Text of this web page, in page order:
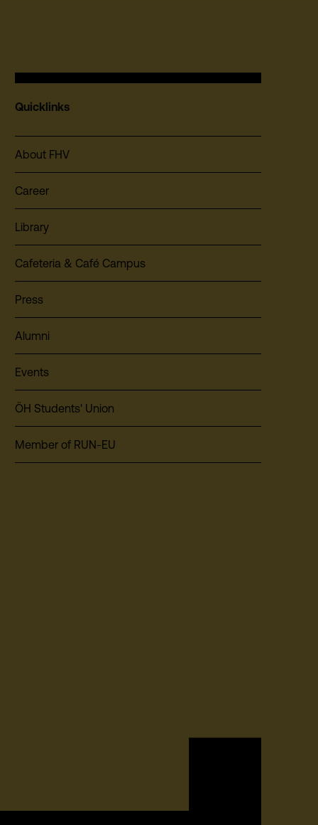
Quicklinks
About FHV
Career
Library
Cafeteria & Café Campus
Press
Alumni
Events
ÖH Students' Union
Member of RUN-EU